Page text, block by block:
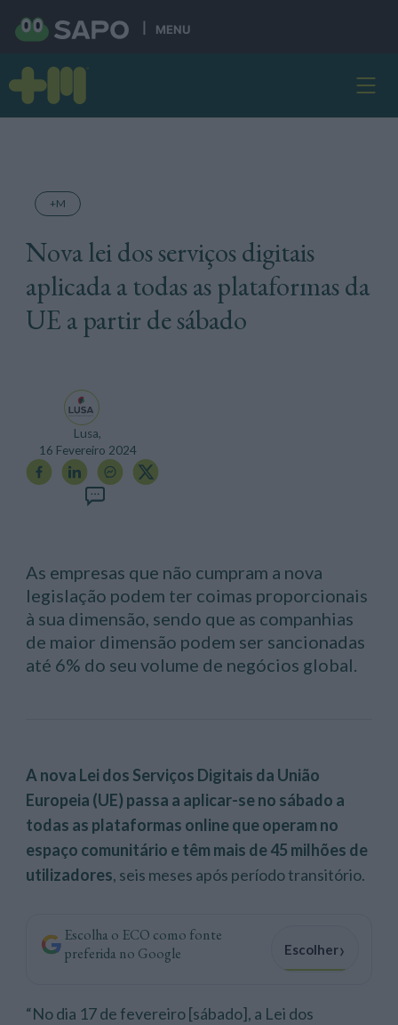
MENU
+M
Nova lei dos serviços digitais
aplicada a todas as plataformas da
UE a partir de sábado
Lusa,
16 Fevereiro 2024
As empresas que não cumpram a nova
legislação podem ter coimas proporcionais
à sua dimensão, sendo que as companhias
de maior dimensão podem ser sancionadas
até 6% do seu volume de negócios global.
A nova Lei dos Serviços Digitais da União
Europeia (UE) passa a aplicar-se no sábado a
todas as plataformas online que operam no
espaço comunitário e têm mais de 45 milhões de
utilizadores, seis meses após período transitório.
Escolha o ECO como fonte
preferida no Google
Escolher›
“No dia 17 de fevereiro [sábado], a Lei dos